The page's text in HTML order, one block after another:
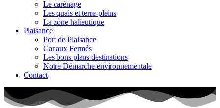
Le carénage
Les quais et terre-pleins
La zone halieutique
Plaisance
Port de Plaisance
Canaux Fermés
Les bons plans destinations
Notre Démarche environnementale
Contact